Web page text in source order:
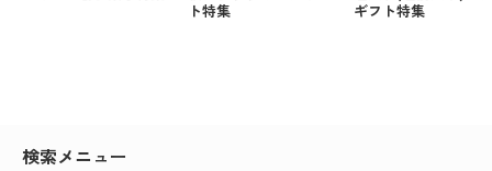
ト特集
ギフト特集
検索メニュー